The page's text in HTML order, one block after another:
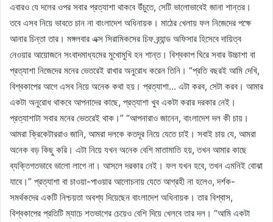
এবারও যে দলের ওপর সবার প্রত্যাশা থাকবে উঁচুতে, সেটি ভালোভাবেই জানা শান্তর।
তবে এসব নিয়ে ভাবতে চান না বাংলাদেশ অধিনায়ক। মাঠের খেলায় ফল নিজেদের পক্ষে
আনার চিন্তা তার। মঙ্গলবার এক্স সিরামিকসের চিফ ব্র্যান্ড অফিসার হিসেবে দায়িত্ব
নেওয়ার আয়োজনে সংবাদমাধ্যমের মুখোমুখি হন শান্ত। বিশ্বকাপ ঘিরে সবার উচ্চাশা বা
প্রত্যাশা নিজেদের মনের ভেতরেই রাখার অনুরোধ করেন তিনি। “প্রতি বছরই আমি দেখি,
বিশ্বকাপের আগে এসব নিয়ে অনেক কথা হয়। প্রত্যাশা… এটা করব, সেটা করব। আমার
একটা অনুরোধ থাকবে আপনাদের কাছে, প্রত্যাশা খুব একটা করার দরকার নেই।
প্রত্যাশাটা সবার মনের ভেতরেই থাক।” “আপনারাও জানেন, বাংলাদেশ দল কী চায়।
আমরা ক্রিকেটাররাও জানি, আমরা দলকে কতদূর নিয়ে যেতে চাই। সবাই চায় যে, আমরা
অনেক বড় কিছু করি। এটা নিয়ে যখন অনেক বেশি মাতামাতি হয়, তখন আমার কাছে
ব্যক্তিগতভাবে ভালো লাগে না। আসলে দরকার নেই। ফল যখন হবে, তখন এমনিই বোঝা
যাবে।” প্রত্যাশা বা চাওয়া-পাওয়ার আলোচনায় যেতে আগ্রহী না হলেও, দর্শক-
সমর্থকদের একটি নিশ্চয়তা অবশ্য দিয়েছেন বাংলাদেশ অধিনায়ক। তার বিশ্বাস,
বিশ্বকাপের প্রতিটি ম্যাচে শতভাগের চেয়েও বেশি দিয়ে খেলবে তার দল। “আমি একটা